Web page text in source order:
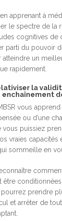
apprenant à
le spectre de la
cognitives de
parti du pouvoir
atteindre un
rapidement.
la
enchaînement
vous
ou d’une
vous puissiez
vraies capacités
sommeille en
être
prendre
et arrêter de